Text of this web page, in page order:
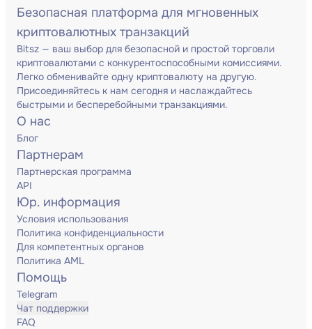
Безопасная платформа для мгновенных
криптовалютных транзакций
Bitsz — ваш выбор для безопасной и простой торговли
криптовалютами с конкурентоспособными комиссиями.
Легко обменивайте одну криптовалюту на другую.
Присоединяйтесь к нам сегодня и наслаждайтесь
быстрыми и бесперебойными транзакциями.
О нас
Блог
Партнерам
Партнерская программа
API
Юр. информация
Условия использования
Политика конфиденциальности
Для компетентных органов
Политика AML
Помощь
Telegram
Чат поддержки
FAQ